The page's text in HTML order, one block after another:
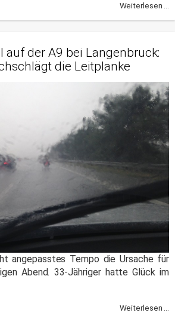
Weiterlesen ...
auf der A9 bei Langenbruck:
die Leitplanke
angepasstes Tempo die Ursache für
Abend. 33-Jähriger hatte Glück im
Weiterlesen ...